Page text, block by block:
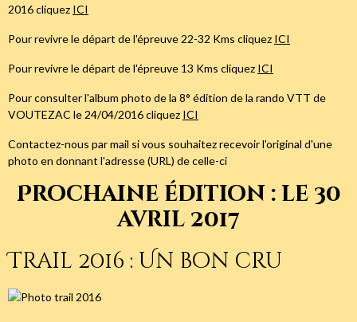
2016 cliquez ICI
Pour revivre le départ de l'épreuve 22-32 Kms cliquez ICI
Pour revivre le départ de l'épreuve 13 Kms cliquez ICI
Pour consulter l'album photo de la 8° édition de la rando VTT de
VOUTEZAC le 24/04/2016 cliquez ICI
Contactez-nous par mail si vous souhaitez recevoir l'original d'une
photo en donnant l'adresse (URL) de celle-ci
Prochaine édition : le 30
avril 2017
Trail 2016 : Un bon cru